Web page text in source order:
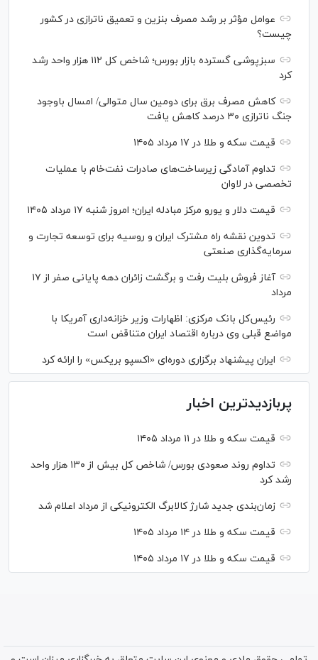
عوامل مؤثر بر رشد مصرف بنزین و تعمیق ناترازی در کشور
چیست؟
سبزپوشی گسترده بازار بورس؛ شاخص کل ۱۱۲ هزار واحد رشد
کرد
کاهش مصرف برق برای دومین سال متوالی/ امسال باوجود
جنگ ناترازی ۳۰ درصد کاهش یافت
قیمت سکه و طلا در ۱۷ مرداد ۱۴۰۵
تداوم آمادگی زیرساخت‌های صادرات نفت‌خام با عملیات
تخصصی در لاوان
قیمت دلار و یورو مرکز مبادله ایران؛ امروز شنبه ۱۷ مرداد ۱۴۰۵
تدوین نقشه راه مشترک ایران و روسیه برای توسعه تجارت و
سرمایه‌گذاری صنعتی
آغاز فروش بلیت رفت و برگشت زائران دهه پایانی صفر از ۱۷
مرداد
رئیس‌کل بانک مرکزی: اظهارات وزیر خزانه‌داری آمریکا با
مواضع قبلی وی درباره اقتصاد ایران متناقض است
ایران پیشنهاد برگزاری دوره‌ای «اکسپو بریکس» را ارائه کرد
پربازدیدترین اخبار
قیمت سکه و طلا در ۱۱ مرداد ۱۴۰۵
تداوم روند صعودی بورس/ شاخص کل بیش از ۱۳۰ هزار واحد
رشد کرد
زمان‌بندی جدید شارژ کالابرگ الکترونیکی از مرداد اعلام شد
قیمت سکه و طلا در ۱۴ مرداد ۱۴۰۵
قیمت سکه و طلا در ۱۷ مرداد ۱۴۰۵